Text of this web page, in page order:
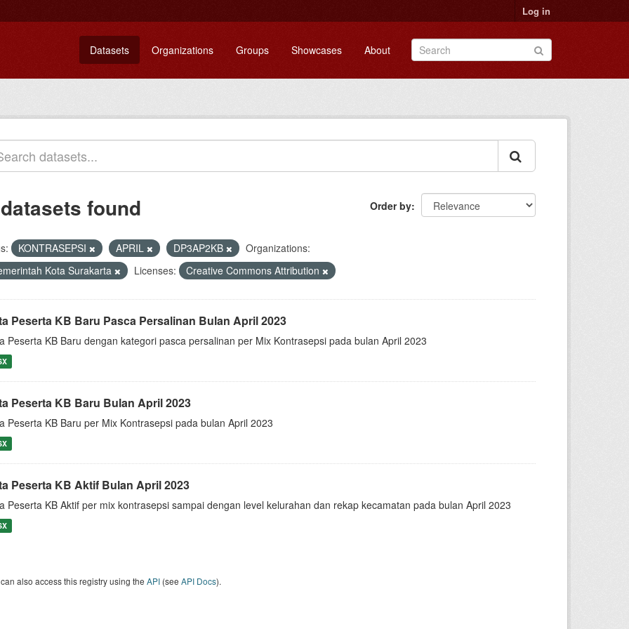
Log in
Datasets Organizations Groups Showcases About
Order by
found
KONTRASEPSI APRIL DP3AP2KB
Organizations:
Kota Surakarta
Licenses: Creative Commons Attribution
Peserta KB Baru Pasca Persalinan Bulan April 2023
Peserta KB Baru dengan kategori pasca persalinan per Mix Kontrasepsi pada bulan April 2023
Peserta KB Baru Bulan April 2023
Peserta KB Baru per Mix Kontrasepsi pada bulan April 2023
Peserta KB Aktif Bulan April 2023
Peserta KB Aktif per mix kontrasepsi sampai dengan level kelurahan dan rekap kecamatan pada bulan April 2023
also access this registry using the API (see API Docs).